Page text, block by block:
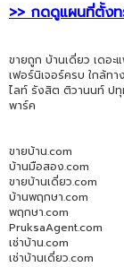
>> กดดูแผนที่ตั้ง
ขายถูก บ้านเดี่ยว เดอ
เฟอร์นิเจอร์ครบ ใกล้ท
ไลท์ รังสิต ติวานนท์ ป
พาร์ค
ขายบ้าน.com
บ้านมือสอง.com
ขายบ้านเดี่ยว.com
บ้านพฤกษา.com
พฤกษา.com
PruksaAgent.com
เช่าบ้าน.com
เช่าบ้านเดี่ยว.com